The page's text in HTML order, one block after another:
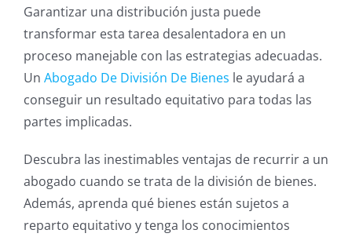
Garantizar una distribución justa puede
transformar esta tarea desalentadora en un
proceso manejable con las estrategias adecuadas.
Un Abogado De División De Bienes le ayudará a
conseguir un resultado equitativo para todas las
partes implicadas.
Descubra las inestimables ventajas de recurrir a un
abogado cuando se trata de la división de bienes.
Además, aprenda qué bienes están sujetos a
reparto equitativo y tenga los conocimientos